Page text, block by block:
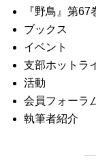
『野鳥』第67
ブックス
イベント
支部ホットラ
活動
会員フォーラ
執筆者紹介